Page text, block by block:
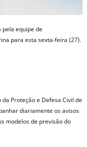
pela equipe de
para esta sexta-feira (27).
Proteção e Defesa Civil de
diariamente os avisos
modelos de previsão do